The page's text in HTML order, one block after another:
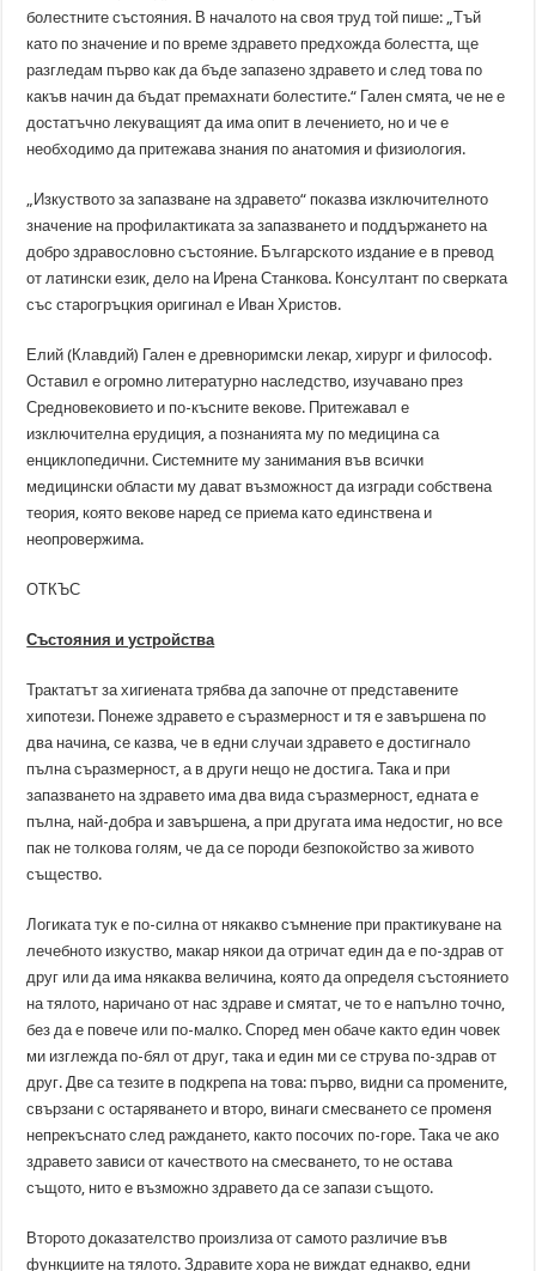
болестните състояния. В началото на своя труд той пише: „Тъй
като по значение и по време здравето предхожда болестта, ще
разгледам първо как да бъде запазено здравето и след това по
какъв начин да бъдат премахнати болестите.“ Гален смята, че не е
достатъчно лекуващият да има опит в лечението, но и че е
необходимо да притежава знания по анатомия и физиология.
„Изкуството за запазване на здравето“ показва изключителното
значение на профилактиката за запазването и поддържането на
добро здравословно състояние. Българското издание е в превод
от латински език, дело на Ирена Станкова. Консултант по сверката
със старогръцкия оригинал е Иван Христов.
Елий (Клавдий) Гален е древноримски лекар, хирург и философ.
Оставил е огромно литературно наследство, изучавано през
Средновековието и по-късните векове. Притежавал е
изключителна ерудиция, а познанията му по медицина са
енциклопедични. Системните му занимания във всички
медицински области му дават възможност да изгради собствена
теория, която векове наред се приема като единствена и
неопровержима.
ОТКЪС
Състояния и устройства
Трактатът за хигиената трябва да започне от представените
хипотези. Понеже здравето е съразмерност и тя е завършена по
два начина, се казва, че в едни случаи здравето е достигнало
пълна съразмерност, а в други нещо не достига. Така и при
запазването на здравето има два вида съразмерност, едната е
пълна, най-добра и завършена, а при другата има недостиг, но все
пак не толкова голям, че да се породи безпокойство за живото
същество.
Логиката тук е по-силна от някакво съмнение при практикуване на
лечебното изкуство, макар някои да отричат един да е по-здрав от
друг или да има някаква величина, която да определя състоянието
на тялото, наричано от нас здраве и смятат, че то е напълно точно,
без да е повече или по-малко. Според мен обаче както един човек
ми изглежда по-бял от друг, така и един ми се струва по-здрав от
друг. Две са тезите в подкрепа на това: първо, видни са промените,
свързани с остаряването и второ, винаги смесването се променя
непрекъснато след раждането, както посочих по-горе. Така че ако
здравето зависи от качеството на смесването, то не остава
същото, нито е възможно здравето да се запази същото.
Второто доказателство произлиза от самото различие във
функциите на тялото. Здравите хора не виждат еднакво, едни